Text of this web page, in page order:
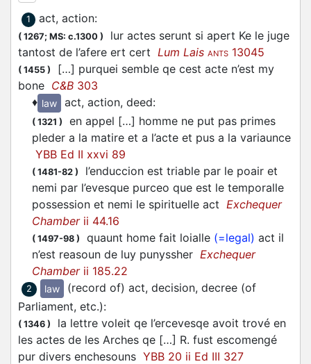
1 act, action:
( 1267; MS: c.1300 )
lur actes serunt si apert Ke le juge
tantost de l’afere ert cert Lum Lais ANTS 13045
( 1455 )
[…] purquei semble qe cest acte n’est my
bone C&B 303
♦ law act, action, deed:
( 1321 )
en appel […] homme ne put pas primes
pleder a la matire et a l’acte et pus a la variaunce
YBB Ed II xxvi 89
( 1481-82 )
l’enduccion est triable par le poair et
nemi par l’evesque purceo que est le temporalle
possession et nemi le spirituelle act Exchequer
Chamberii 44.16
( 1497-98 ) quaunt home fait loialle (=legal) act il
n’est reasoun de luy punyssher Exchequer
Chamberii 185.22
2 law
(record of) act, decision, decree (of
Parliament, etc.):
( 1346 )
la lettre voleit qe l’ercevesqe avoit trové en
les actes de les Arches qe […] R. fust escomengé
pur divers enchesouns YBB 20 ii Ed III 327